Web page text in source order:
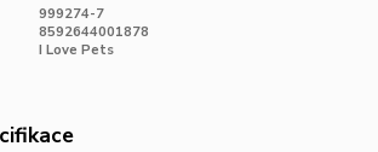
999274-7
8592644001878
I Love Pets